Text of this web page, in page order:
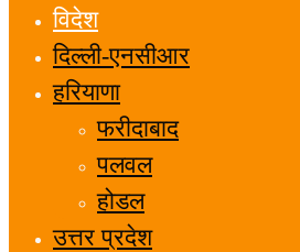
विदेश
दिल्ली-एनसीआर
हरियाणा
फरीदाबाद
पलवल
होडल
उत्तर प्रदेश